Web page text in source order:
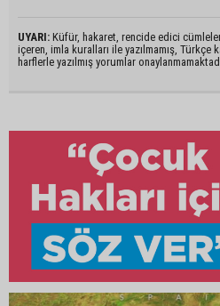
UYARI: Küfür, hakaret, rencide edici
içeren, imla kuralları ile yazılmamış, Türkçe
harflerle yazılmış yorumlar